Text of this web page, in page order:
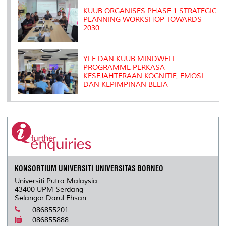
KUUB ORGANISES PHASE 1 STRATEGIC
PLANNING WORKSHOP TOWARDS
2030
YLE DAN KUUB MINDWELL
PROGRAMME PERKASA
KESEJAHTERAAN KOGNITIF, EMOSI
DAN KEPIMPINAN BELIA
KONSORTIUM UNIVERSITI UNIVERSITAS BORNEO
Universiti Putra Malaysia
43400 UPM Serdang
Selangor Darul Ehsan
086855201
086855888